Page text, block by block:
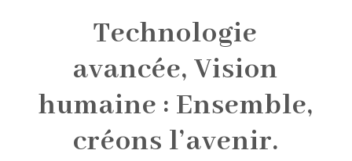
Technologie
avancée, Vision
humaine : Ensemble,
créons l’avenir.